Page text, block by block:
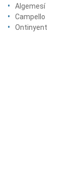
Algemesí
Campello
Ontinyent